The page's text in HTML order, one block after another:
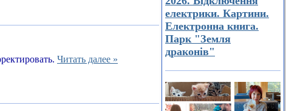
Читать далее »
електрики. Картини.
Електронна книга.
Парк "Земля
драконів"